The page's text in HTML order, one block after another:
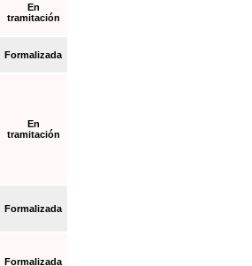
En
tramitación
Formalizada
En
tramitación
Formalizada
Formalizada